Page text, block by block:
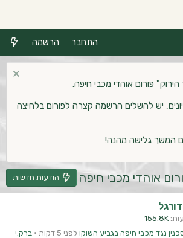
התחבר הרשמה
פורום אוהדי מכבי חיפה.
יש להשלים הרשמה קצרה לפורום בלחיצה
המשך גלישה מהנה!
אוהדי מכבי חיפה הודעות חדשות
155.8K
נגד מכבי חיפה בגביע השוקו לפני 5 דקות ברק.י